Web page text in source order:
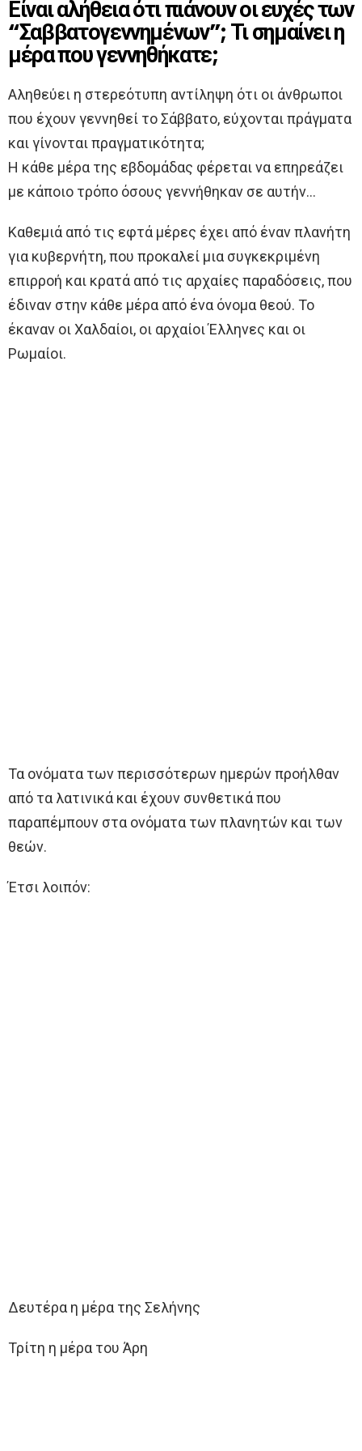
Είναι αλήθεια ότι πιάνουν οι ευχές των
“Σαββατογεννημένων”; Τι σημαίνει η
μέρα που γεννηθήκατε;
Αληθεύει η στερεότυπη αντίληψη ότι οι άνθρωποι
που έχουν γεννηθεί το Σάββατο, εύχονται πράγματα
και γίνονται πραγματικότητα;
Η κάθε μέρα της εβδομάδας φέρεται να επηρεάζει
με κάποιο τρόπο όσους γεννήθηκαν σε αυτήν…
Καθεμιά από τις εφτά μέρες έχει από έναν πλανήτη
για κυβερνήτη, που προκαλεί μια συγκεκριμένη
επιρροή και κρατά από τις αρχαίες παραδόσεις, που
έδιναν στην κάθε μέρα από ένα όνομα θεού. Το
έκαναν οι Χαλδαίοι, οι αρχαίοι Έλληνες και οι
Ρωμαίοι.
Τα ονόματα των περισσότερων ημερών προήλθαν
από τα λατινικά και έχουν συνθετικά που
παραπέμπουν στα ονόματα των πλανητών και των
θεών.
Έτσι λοιπόν:
Δευτέρα η μέρα της Σελήνης
Τρίτη η μέρα του Άρη